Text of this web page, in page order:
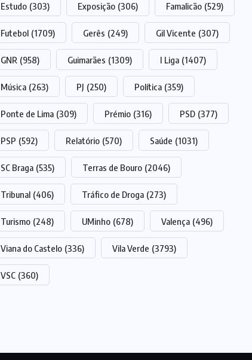
Estudo (303) Exposição (306) Famalicão (529)
Futebol (1709) Gerês (249) Gil Vicente (307)
GNR (958) Guimarães (1309) I Liga (1407)
Música (263) PJ (250) Política (359)
Ponte de Lima (309) Prémio (316) PSD (377)
PSP (592) Relatório (570) Saúde (1031)
SC Braga (535) Terras de Bouro (2046)
Tribunal (406) Tráfico de Droga (273)
Turismo (248) UMinho (678) Valença (496)
Viana do Castelo (336) Vila Verde (3793)
VSC (360)